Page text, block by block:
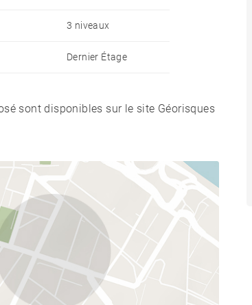
3 niveaux
Dernier Étage
sont disponibles sur le site Géorisques